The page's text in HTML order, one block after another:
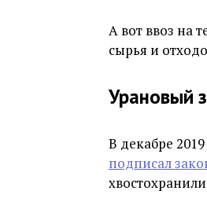
А вот ввоз на
сырья и
Урановый
В декабре
подписал